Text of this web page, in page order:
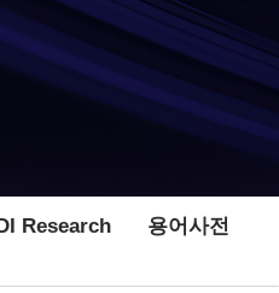
Research 용어사전